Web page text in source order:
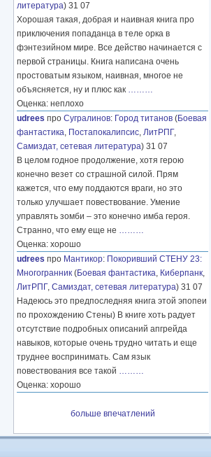
литература) 31 07
Хорошая такая, добрая и наивная книга про
приключения попаданца в теле орка в
фэнтезийном мире. Все действо начинается с
первой страницы. Книга написана очень
простоватым языком, наивная, многое не
объясняется, ну и плюс как ………
Оценка: неплохо
udrees про Сугралинов: Город титанов (Боевая
фантастика, Постапокалипсис, ЛитРПГ,
Самиздат, сетевая литература) 31 07
В целом годное продолжение, хотя герою
конечно везет со страшной силой. Прям
кажется, что ему поддаются враги, но это
только улучшает повествование. Умение
управлять зомби – это конечно имба героя.
Странно, что ему еще не ………
Оценка: хорошо
udrees про Мантикор: Покоривший СТЕНУ 23:
Многогранник (Боевая фантастика, Киберпанк,
ЛитРПГ, Самиздат, сетевая литература) 31 07
Надеюсь это предпоследняя книга этой эпопеи
по прохождению Стены) В книге хоть радует
отсутствие подробных описаний апгрейда
навыков, которые очень трудно читать и еще
труднее воспринимать. Сам язык
повествования все такой ………
Оценка: хорошо
больше впечатлений